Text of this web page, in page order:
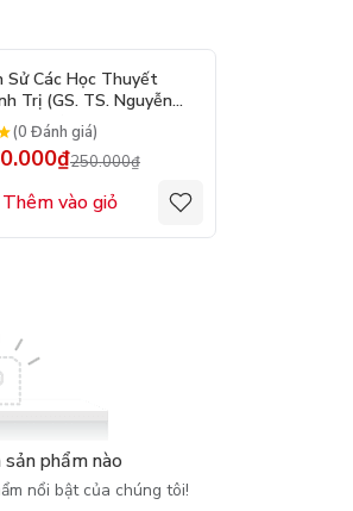
Sử Các Học Thuyết
Trị (GS. TS. Nguyễn
Dung)
(0 Đánh giá)
250.000₫
Thêm vào giỏ
phẩm nào
nổi bật của chúng tôi!